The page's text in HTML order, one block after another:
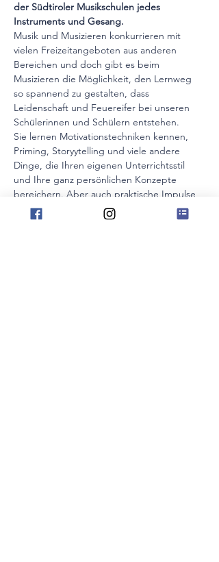
der Südtiroler Musikschulen jedes
Instruments und Gesang.
Musik und Musizieren konkurrieren mit
vielen Freizeitangeboten aus anderen
Bereichen und doch gibt es beim
Musizieren die Möglichkeit, den Lernweg
so spannend zu gestalten, dass
Leidenschaft und Feuereifer bei unseren
Schülerinnen und Schülern entstehen.
Sie lernen Motivationstechniken kennen,
Priming, Storyytelling und viele andere
Dinge, die Ihren eigenen Unterrichtsstil
und Ihre ganz persönlichen Konzepte
bereichern. Aber auch praktische Impulse
werden Sie überraschen! All dies lässt sich
direkt im Unterrichtsalltag anwenden und